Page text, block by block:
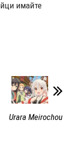
имайте
Urara Meirochou